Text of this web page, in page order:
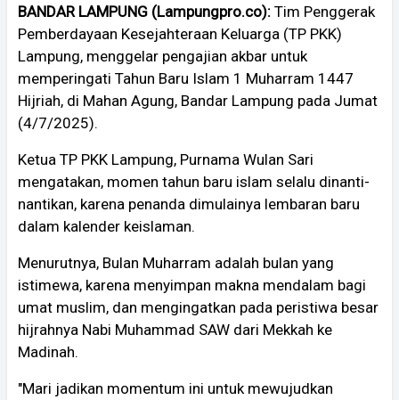
BANDAR LAMPUNG (Lampungpro.co): Tim Penggerak
Pemberdayaan Kesejahteraan Keluarga (TP PKK)
Lampung, menggelar pengajian akbar untuk
memperingati Tahun Baru Islam 1 Muharram 1447
Hijriah, di Mahan Agung, Bandar Lampung pada Jumat
(4/7/2025).
Ketua TP PKK Lampung, Purnama Wulan Sari
mengatakan, momen tahun baru islam selalu dinanti-
nantikan, karena penanda dimulainya lembaran baru
dalam kalender keislaman.
Menurutnya, Bulan Muharram adalah bulan yang
istimewa, karena menyimpan makna mendalam bagi
umat muslim, dan mengingatkan pada peristiwa besar
hijrahnya Nabi Muhammad SAW dari Mekkah ke
Madinah.
"Mari jadikan momentum ini untuk mewujudkan